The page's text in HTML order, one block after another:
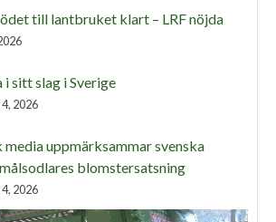
till lantbruket klart – LRF nöjda
i sitt slag i Sverige
2026
media uppmärksammar svenska
blomstersatsning
2026